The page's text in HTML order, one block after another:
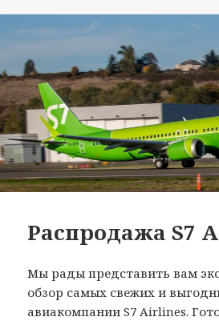
Распродажа S7
Мы рады представить вам
обзор самых свежих и
авиакомпании S7 Airlines.